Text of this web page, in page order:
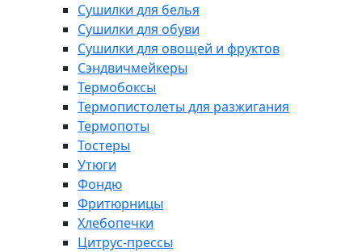
Сушилки для белья
Сушилки для обуви
Сушилки для овощей и фруктов
Сэндвичмейкеры
Термобоксы
Термопистолеты для разжигания
Термопоты
Тостеры
Утюги
Фондю
Фритюрницы
Хлебопечки
Цитрус-прессы